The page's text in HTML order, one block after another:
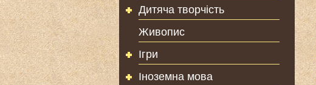
Дитяча творчість
Живопис
Ігри
Іноземна мова